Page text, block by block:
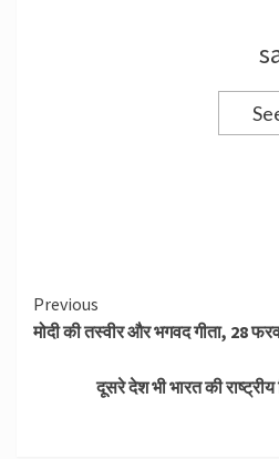
Continue
Reading
Previous
मोदी की तस्वीर और भगवद गीता, 28
दूसरे देश भी भारत की